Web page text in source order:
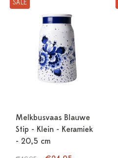
SALE
Melkbusvaas Blauwe
Stip - Klein - Keramiek
- 20,5 cm